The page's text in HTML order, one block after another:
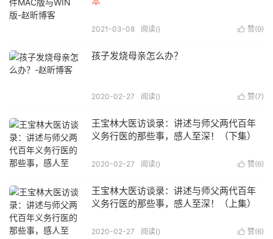
 赞(9)
2021-03-08 阅读()
孩子发烧母亲怎么办？
 赞(7)
2020-02-27 阅读()
王宝林大医访谈录：讲述与师父两代百年
义务行医的那些事，感人至深！（下集）
 赞(6)
2020-02-27 阅读()
王宝林大医访谈录：讲述与师父两代百年
义务行医的那些事，感人至深！（上集）
 赞(6)
2020-02-27 阅读()